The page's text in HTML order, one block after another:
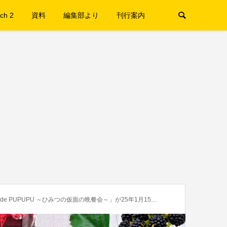
2 資料 編集部より 刊行案内
～ひみつの仮面の晩餐会～」が25年1月15日より開催